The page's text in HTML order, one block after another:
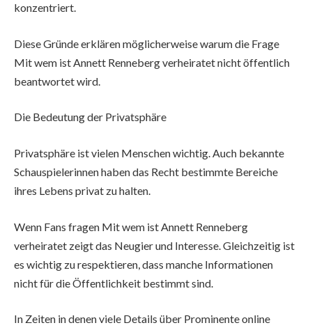
konzentriert.
Diese Gründe erklären möglicherweise warum die Frage
Mit wem ist Annett Renneberg verheiratet nicht öffentlich
beantwortet wird.
Die Bedeutung der Privatsphäre
Privatsphäre ist vielen Menschen wichtig. Auch bekannte
Schauspielerinnen haben das Recht bestimmte Bereiche
ihres Lebens privat zu halten.
Wenn Fans fragen Mit wem ist Annett Renneberg
verheiratet zeigt das Neugier und Interesse. Gleichzeitig ist
es wichtig zu respektieren, dass manche Informationen
nicht für die Öffentlichkeit bestimmt sind.
In Zeiten in denen viele Details über Prominente online